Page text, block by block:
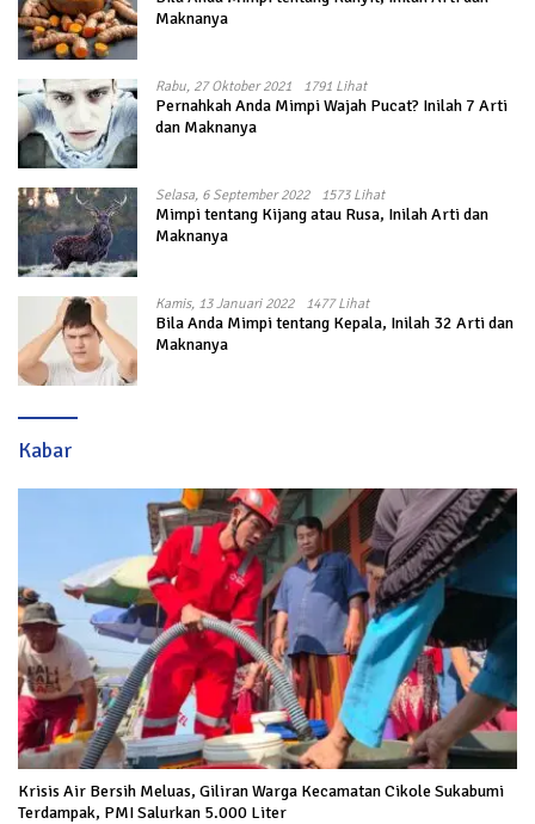
Maknanya
Rabu, 27 Oktober 2021 1791 Lihat
Pernahkah Anda Mimpi Wajah Pucat? Inilah 7 Arti
dan Maknanya
Selasa, 6 September 2022 1573 Lihat
Mimpi tentang Kijang atau Rusa, Inilah Arti dan
Maknanya
Kamis, 13 Januari 2022 1477 Lihat
Bila Anda Mimpi tentang Kepala, Inilah 32 Arti dan
Maknanya
Kabar
Krisis Air Bersih Meluas, Giliran Warga Kecamatan Cikole Sukabumi
Terdampak, PMI Salurkan 5.000 Liter